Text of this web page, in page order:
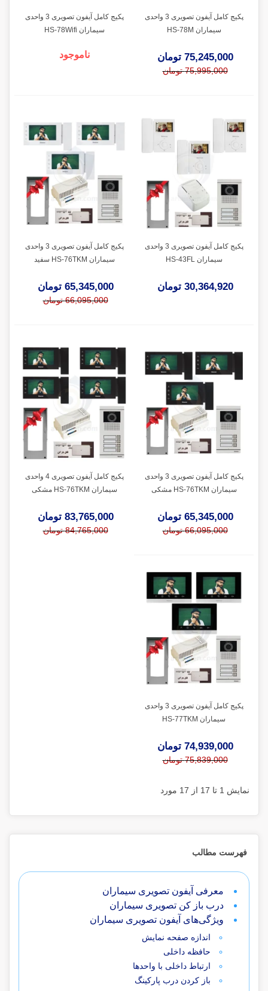
پکیج کامل آیفون تصویری 3 واحدی
سیماران HS-78M
75,245,000 تومان
75,995,000 تومان
پکیج کامل آیفون تصویری 3 واحدی
سیماران HS-78Wifi
ناموجود
پکیج کامل آیفون تصویری 3 واحدی
سیماران HS-43FL
30,364,920 تومان
پکیج کامل آیفون تصویری 3 واحدی
سیماران HS-76TKM سفید
65,345,000 تومان
66,095,000 تومان
پکیج کامل آیفون تصویری 3 واحدی
سیماران HS-76TKM مشکی
65,345,000 تومان
66,095,000 تومان
پکیج کامل آیفون تصویری 4 واحدی
سیماران HS-76TKM مشکی
83,765,000 تومان
84,765,000 تومان
پکیج کامل آیفون تصویری 3 واحدی
سیماران HS-77TKM
74,939,000 تومان
75,839,000 تومان
نمایش 1 تا 17 از 17 مورد
فهرست مطالب
معرفی آیفون تصویری سیماران
درب باز کن تصویری سیماران
ویژگی‌های آیفون تصویری سیماران
اندازه صفحه نمایش
حافظه داخلی
ارتباط داخلی با واحدها
باز کردن درب پارکینگ